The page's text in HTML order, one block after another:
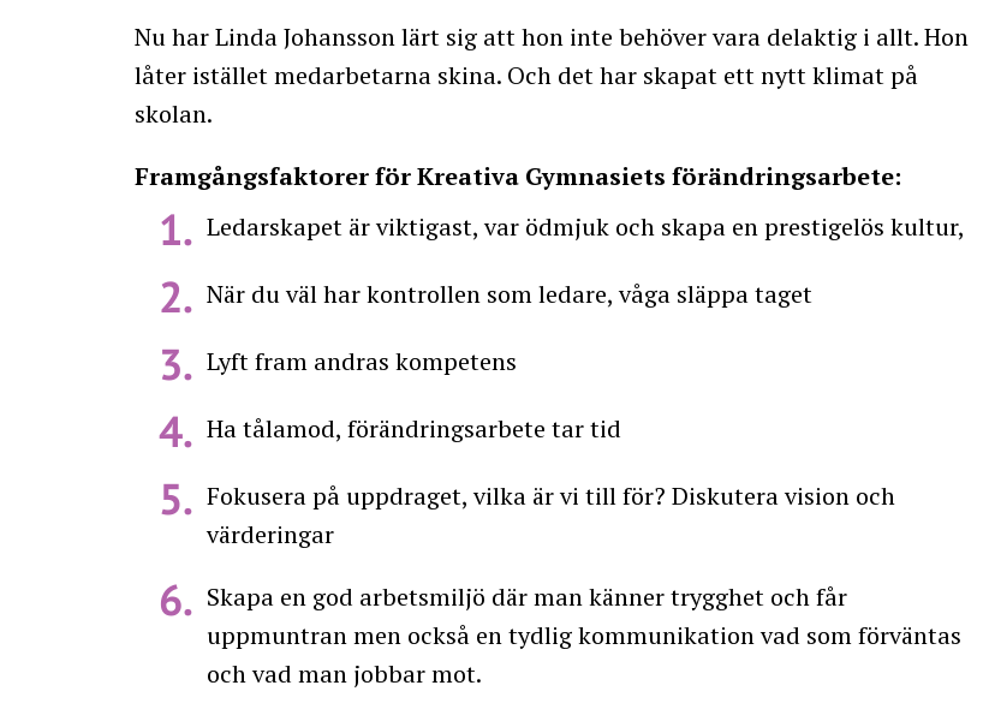
Nu har Linda Johansson lärt sig att hon inte behöver vara delaktig i allt. Hon
låter istället medarbetarna skina. Och det har skapat ett nytt klimat på
skolan.
Framgångsfaktorer för Kreativa Gymnasiets förändringsarbete:
Ledarskapet är viktigast, var ödmjuk och skapa en prestigelös kultur,
När du väl har kontrollen som ledare, våga släppa taget
Lyft fram andras kompetens
Ha tålamod, förändringsarbete tar tid
Fokusera på uppdraget, vilka är vi till för? Diskutera vision och
värderingar
Skapa en god arbetsmiljö där man känner trygghet och får
uppmuntran men också en tydlig kommunikation vad som förväntas
och vad man jobbar mot.